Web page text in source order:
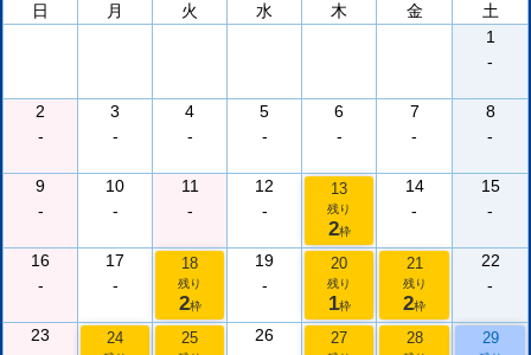
日
月 火 水 木 金
土
1
-
2
-
3
-
4
-
5
-
6
-
7
-
8
-
9
-
10
-
11
-
12
-
13
残り
2枠
14
-
15
-
16
-
17
-
18
残り
2枠
19
-
20
残り
1枠
21
残り
2枠
22
-
23
24 25
26
27 28 29